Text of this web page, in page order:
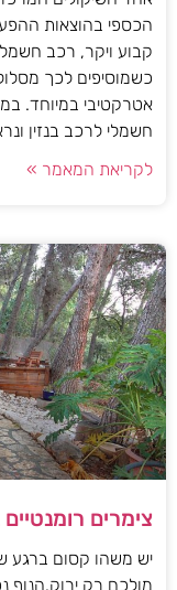
הכספי בהוצאות
קבוע ויקר, רכב
כשמוסיפים לכך
אטרקטיבי במיוחד.
חשמלי לרכב בנזין
לקריאת המאמר »
צימרים
יש משהו קסום ברגע
מולכם רק ירוק.הנוף